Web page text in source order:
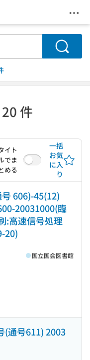
メ
検索
件
イト
でま
める
一括
お気
に入
り
606)-45(12)
20031000(臨
:高速信号処理
20)
国立国会図書館
(通号611) 2003